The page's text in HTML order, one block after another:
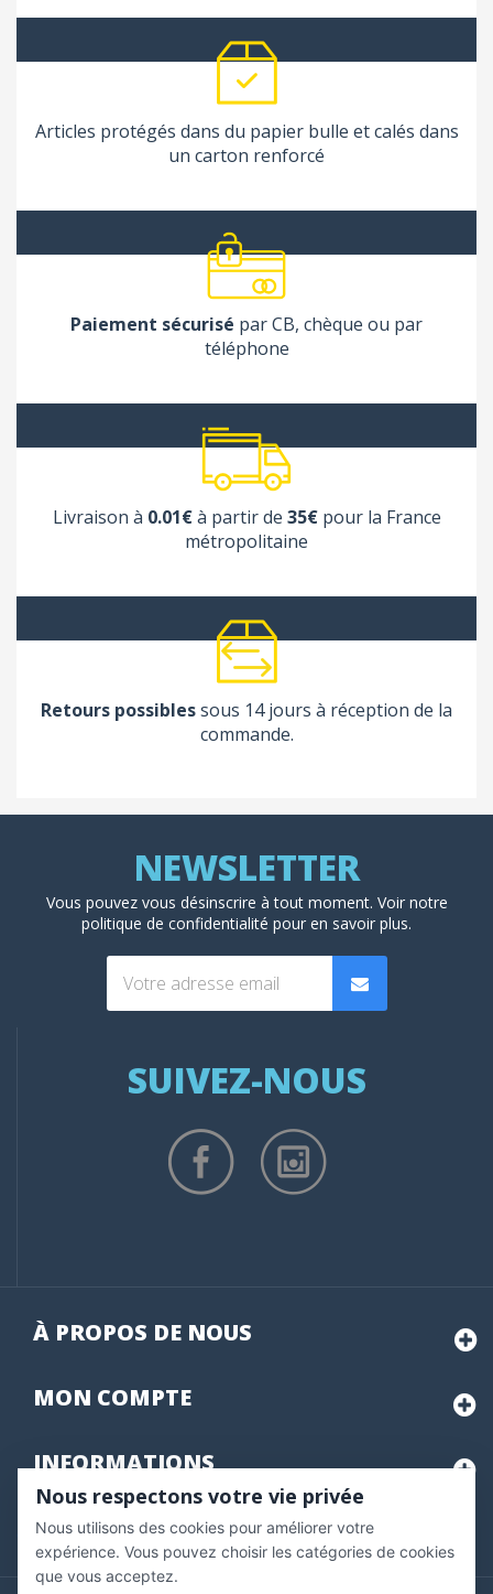
Articles protégés dans du papier bulle et calés dans
un carton renforcé
Paiement sécurisé par CB, chèque ou par
téléphone
Livraison à 0.01€à partir de 35€pour la France
métropolitaine
Retours possiblessous 14 jours à réception de la
commande.
Vous pouvez vous désinscrire à tout moment. Voir notre
politique de confidentialité pour en savoir plus.
SUIVEZ-NOUS
À PROPOS DE NOUS
MON COMPTE
INFORMATIONS
Marchand approuvé par la Société des Avis Garantis,
pour vérifier .
Nous respectons votre vie privée
Nous utilisons des cookies pour améliorer votre
expérience. Vous pouvez choisir les catégories de cookies
que vous acceptez.